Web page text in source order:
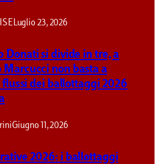
Luglio 23, 2026
Donati si divide in tre, a
non basta a
flussi dei ballottaggi 2026
Giugno 11, 2026
2026: i ballottaggi